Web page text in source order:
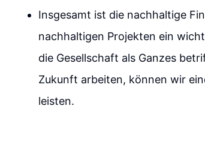
Insgesamt ist die nachhaltige
nachhaltigen Projekten ein
die Gesellschaft als Ganzes
Zukunft arbeiten, können wir
leisten.